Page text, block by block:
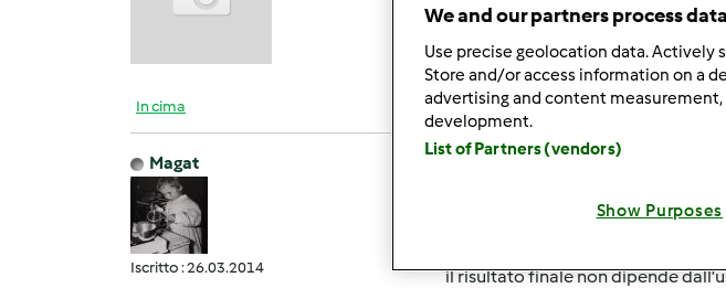
In cima
Magat
Iscritto : 26.03.2014
Grazie. Però il risultato non è dei
il risultato finale non dipende
We and our partners process
Use precise geolocation data.
Store and/or access information on a
advertising and content
development.
List of Partners (vendors)
Show Purposes